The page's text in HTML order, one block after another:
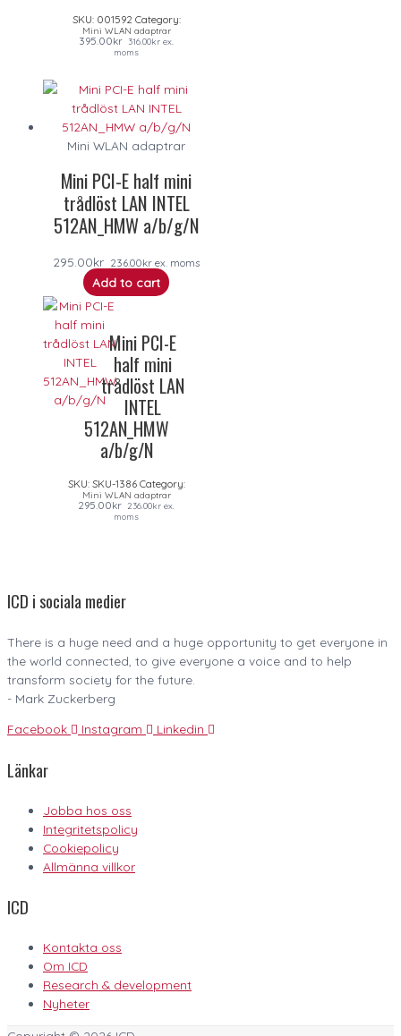
SKU: 001592 Category:
Mini WLAN adaptrar
395.00kr 316.00kr ex.
moms
Mini WLAN adaptrar
Mini PCI-E half mini
trådlöst LAN INTEL
512AN_HMW a/b/g/N
295.00kr 236.00kr ex. moms
Add to cart
Mini PCI-E
half mini
trådlöst LAN
INTEL
512AN_HMW
a/b/g/N
SKU: SKU-1386 Category:
Mini WLAN adaptrar
295.00kr 236.00kr ex.
moms
ICD i sociala medier
There is a huge need and a huge opportunity to get everyone in
the world connected, to give everyone a voice and to help
transform society for the future.
- Mark Zuckerberg
Facebook Instagram Linkedin
Länkar
Jobba hos oss
Integritetspolicy
Cookiepolicy
Allmänna villkor
ICD
Kontakta oss
Om ICD
Research & development
Nyheter